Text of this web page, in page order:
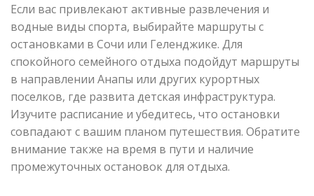
Если вас привлекают активные развлечения и
водные виды спорта, выбирайте маршруты с
остановками в Сочи или Геленджике. Для
спокойного семейного отдыха подойдут маршруты
в направлении Анапы или других курортных
поселков, где развита детская инфраструктура.
Изучите расписание и убедитесь, что остановки
совпадают с вашим планом путешествия. Обратите
внимание также на время в пути и наличие
промежуточных остановок для отдыха.